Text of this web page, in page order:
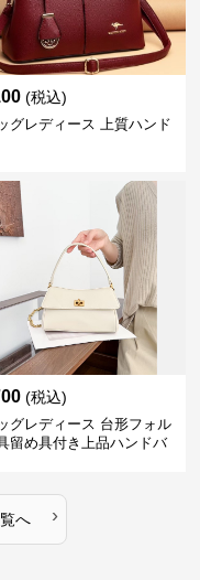
(税込)
グレディース 上質ハンド
(税込)
グレディース 台形フォル
留め具付き上品ハンドバ
へ ›